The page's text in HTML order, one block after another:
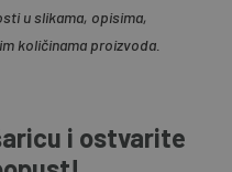
u slikama, opisima,
količinama proizvoda.
i ostvarite